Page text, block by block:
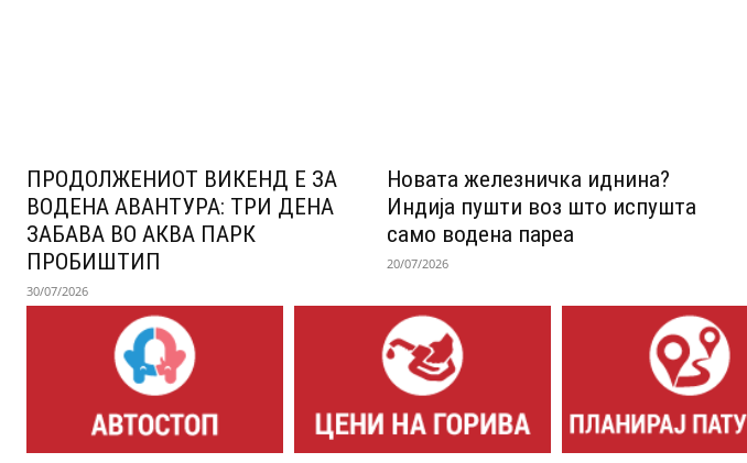
ПРОДОЛЖЕНИОТ ВИКЕНД Е ЗА
ВОДЕНА АВАНТУРА: ТРИ ДЕНА
ЗАБАВА ВО АКВА ПАРК
ПРОБИШТИП
30/07/2026
Новата железничка иднина?
Индија пушти воз што испушта
само водена пареа
20/07/2026